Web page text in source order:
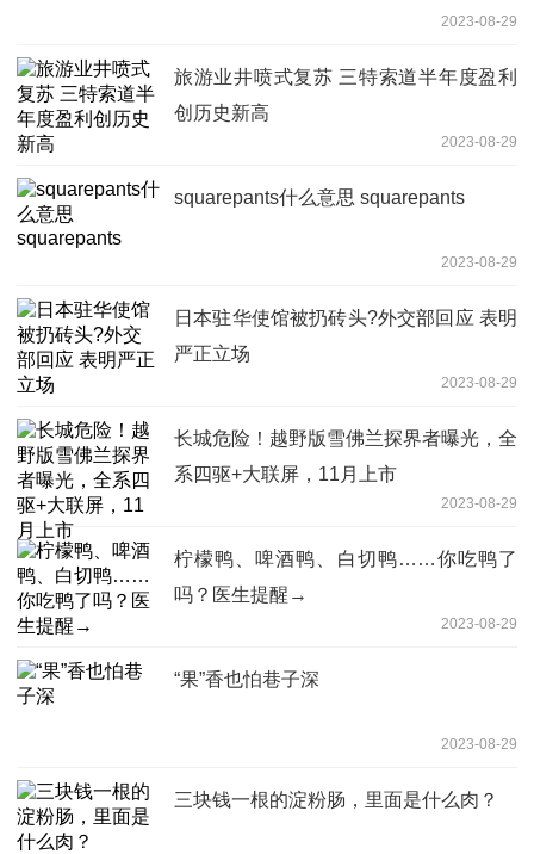
2023-08-29
旅游业井喷式复苏 三特索道半年度盈利
创历史新高
2023-08-29
squarepants什么意思 squarepants
2023-08-29
日本驻华使馆被扔砖头?外交部回应 表明
严正立场
2023-08-29
长城危险！越野版雪佛兰探界者曝光，全
系四驱+大联屏，11月上市
2023-08-29
柠檬鸭、啤酒鸭、白切鸭……你吃鸭了
吗？医生提醒→
2023-08-29
“果”香也怕巷子深
2023-08-29
三块钱一根的淀粉肠，里面是什么肉？